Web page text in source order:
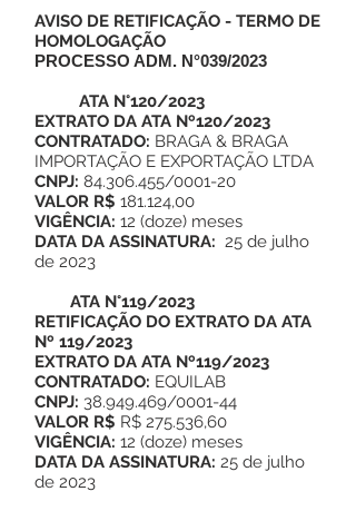
AVISO DE RETIFICAÇÃO - TERMO DE
HOMOLOGAÇÃO
PROCESSO ADM. N°039/2023
ATA N°120/2023
EXTRATO DA ATA Nº120/2023
CONTRATADO: BRAGA & BRAGA
IMPORTAÇÃO E EXPORTAÇÃO LTDA
CNPJ: 84.306.455/0001-20
VALOR R$ 181.124,00
VIGÊNCIA: 12 (doze) meses
DATA DA ASSINATURA: 25 de julho
de 2023
ATA N°119/2023
RETIFICAÇÃO DO EXTRATO DA ATA
Nº 119/2023
EXTRATO DA ATA Nº119/2023
CONTRATADO: EQUILAB
CNPJ: 38.949.469/0001-44
VALOR R$ R$ 275.536,60
VIGÊNCIA: 12 (doze) meses
DATA DA ASSINATURA: 25 de julho
de 2023